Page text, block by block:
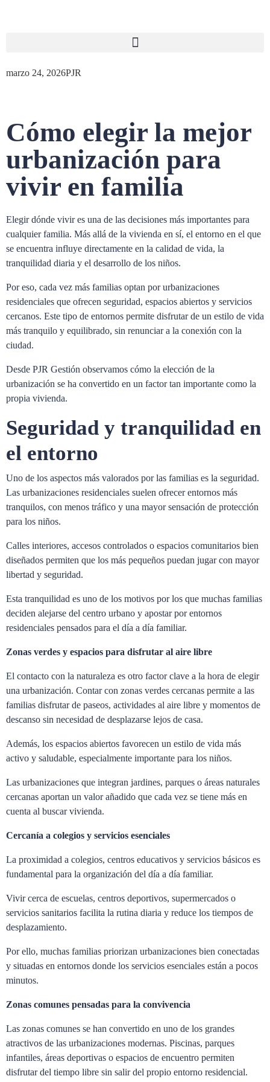
marzo 24, 2026PJR
Cómo elegir la mejor
urbanización para
vivir en familia
Elegir dónde vivir es una de las decisiones más importantes para
cualquier familia. Más allá de la vivienda en sí, el entorno en el que
se encuentra influye directamente en la calidad de vida, la
tranquilidad diaria y el desarrollo de los niños.
Por eso, cada vez más familias optan por urbanizaciones
residenciales que ofrecen seguridad, espacios abiertos y servicios
cercanos. Este tipo de entornos permite disfrutar de un estilo de vida
más tranquilo y equilibrado, sin renunciar a la conexión con la
ciudad.
Desde PJR Gestión observamos cómo la elección de la
urbanización se ha convertido en un factor tan importante como la
propia vivienda.
Seguridad y tranquilidad en
el entorno
Uno de los aspectos más valorados por las familias es la seguridad.
Las urbanizaciones residenciales suelen ofrecer entornos más
tranquilos, con menos tráfico y una mayor sensación de protección
para los niños.
Calles interiores, accesos controlados o espacios comunitarios bien
diseñados permiten que los más pequeños puedan jugar con mayor
libertad y seguridad.
Esta tranquilidad es uno de los motivos por los que muchas familias
deciden alejarse del centro urbano y apostar por entornos
residenciales pensados para el día a día familiar.
Zonas verdes y espacios para disfrutar al aire libre
El contacto con la naturaleza es otro factor clave a la hora de elegir
una urbanización. Contar con zonas verdes cercanas permite a las
familias disfrutar de paseos, actividades al aire libre y momentos de
descanso sin necesidad de desplazarse lejos de casa.
Además, los espacios abiertos favorecen un estilo de vida más
activo y saludable, especialmente importante para los niños.
Las urbanizaciones que integran jardines, parques o áreas naturales
cercanas aportan un valor añadido que cada vez se tiene más en
cuenta al buscar vivienda.
Cercanía a colegios y servicios esenciales
La proximidad a colegios, centros educativos y servicios básicos es
fundamental para la organización del día a día familiar.
Vivir cerca de escuelas, centros deportivos, supermercados o
servicios sanitarios facilita la rutina diaria y reduce los tiempos de
desplazamiento.
Por ello, muchas familias priorizan urbanizaciones bien conectadas
y situadas en entornos donde los servicios esenciales están a pocos
minutos.
Zonas comunes pensadas para la convivencia
Las zonas comunes se han convertido en uno de los grandes
atractivos de las urbanizaciones modernas. Piscinas, parques
infantiles, áreas deportivas o espacios de encuentro permiten
disfrutar del tiempo libre sin salir del propio entorno residencial.